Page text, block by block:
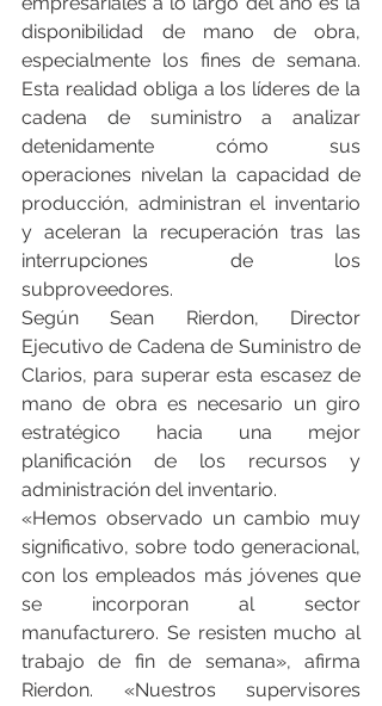
disponibilidad de mano de obra,
especialmente los fines de semana.
Esta realidad obliga a los líderes de la
cadena de suministro a analizar
detenidamente cómo sus
operaciones nivelan la capacidad de
producción, administran el inventario
y aceleran la recuperación tras las
interrupciones de los
subproveedores.
Según Sean Rierdon, Director
Ejecutivo de Cadena de Suministro de
Clarios, para superar esta escasez de
mano de obra es necesario un giro
estratégico hacia una mejor
planificación de los recursos y
administración del inventario.
«Hemos observado un cambio muy
significativo, sobre todo generacional,
con los empleados más jóvenes que
se incorporan al sector
manufacturero. Se resisten mucho al
trabajo de fin de semana», afirma
Rierdon. «Nuestros supervisores